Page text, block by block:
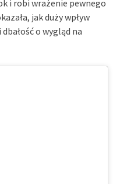
i robi wrażenie pewnego
jak duży wpływ
o wygląd na